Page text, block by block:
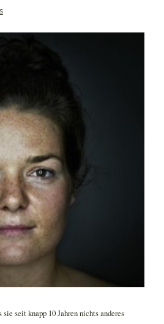
seit knapp 10 Jahren nichts anderes